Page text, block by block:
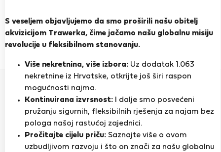
S veseljem objavljujemo da smo proširili našu obitelj
akvizicijom Trawerka, čime jačamo našu globalnu misiju
revolucije u fleksibilnom stanovanju.
Više nekretnina, više izbora: Uz dodatak 1.063
nekretnine iz Hrvatske, otkrijte još širi raspon
mogućnosti najma.
Kontinuirana izvrsnost: I dalje smo posvećeni
pružanju sigurnih, fleksibilnih rješenja za najam bez
pologa našoj rastućoj zajednici.
Pročitajte cijelu priču: Saznajte više o ovom
uzbudljivom razvoju i što on znači za našu globalnu
PRIKAŽI ŽIVOTOPIS
Ocjena i reference
0
Ocjena
Do sada nema ocjena